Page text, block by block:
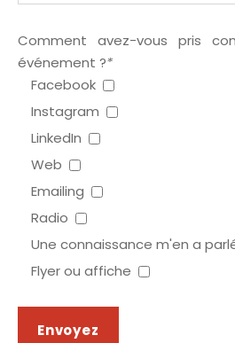
Comment avez-vous pris
événement ?*
Facebook
Instagram
LinkedIn
Web
Emailing
Radio
Une connaissance m'en a
Flyer ou affiche